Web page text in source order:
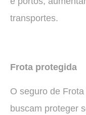
transportes.
Frota protegida
O seguro de
buscam proteger